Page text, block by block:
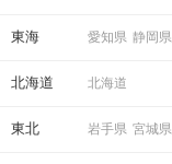
東海 愛知県 静岡県
北海道 北海道
東北 岩手県 宮城県